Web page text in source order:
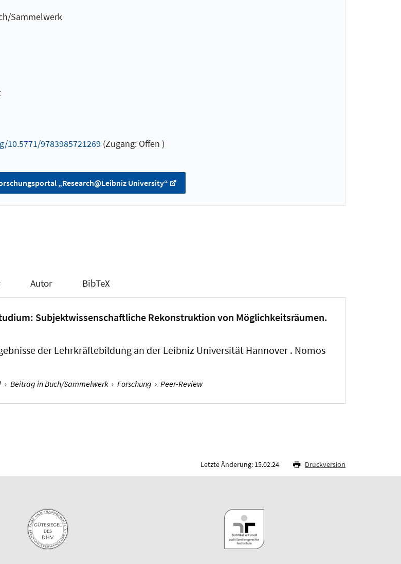
Sammelwerk
10.5771/9783985721269 (Zugang: Offen )
„Research@Leibniz University“
Autor BibTeX
Subjektwissenschaftliche Rekonstruktion von Möglichkeitsräumen.
der Lehrkräftebildung an der Leibniz Universität Hannover . Nomos
› Beitrag in Buch/Sammelwerk › Forschung › Peer-Review
Letzte Änderung: 15.02.24 Druckversion